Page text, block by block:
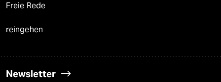
Freie Rede
reingehen
Newsletter